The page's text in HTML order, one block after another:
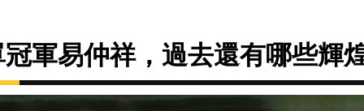
軍易仲祥，過去還有哪些輝